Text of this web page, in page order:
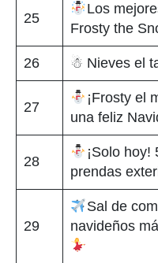
25
Los
Frosty the
26 ☃ Nieves el
27
¡Frosty el
una feliz
28
¡Solo hoy!
prendas
29
Sal de
navideños